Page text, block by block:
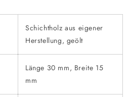
Schichtholz aus eigener
Herstellung, geölt
Länge 30 mm, Breite 15
mm